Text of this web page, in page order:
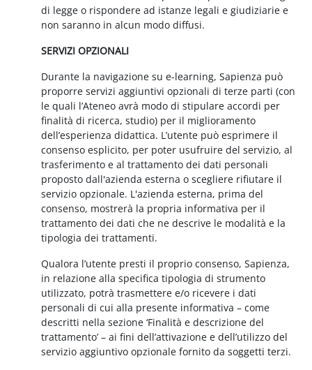
di legge o rispondere ad istanze legali e giudiziarie e
non saranno in alcun modo diffusi.
SERVIZI OPZIONALI
Durante la navigazione su e-learning, Sapienza può
proporre servizi aggiuntivi opzionali di terze parti (con
le quali l’Ateneo avrà modo di stipulare accordi per
finalità di ricerca, studio) per il miglioramento
dell’esperienza didattica. L’utente può esprimere il
consenso esplicito, per poter usufruire del servizio, al
trasferimento e al trattamento dei dati personali
proposto dall'azienda esterna o scegliere rifiutare il
servizio opzionale. L'azienda esterna, prima del
consenso, mostrerà la propria informativa per il
trattamento dei dati che ne descrive le modalità e la
tipologia dei trattamenti.
Qualora l’utente presti il proprio consenso, Sapienza,
in relazione alla specifica tipologia di strumento
utilizzato, potrà trasmettere e/o ricevere i dati
personali di cui alla presente informativa – come
descritti nella sezione ‘Finalità e descrizione del
trattamento’ – ai fini dell’attivazione e dell’utilizzo del
servizio aggiuntivo opzionale fornito da soggetti terzi.